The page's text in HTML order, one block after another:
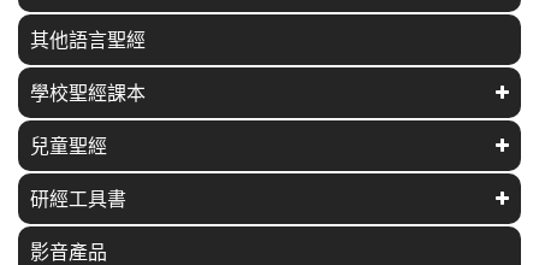
其他語言聖經
學校聖經課本
兒童聖經
研經工具書
影音產品